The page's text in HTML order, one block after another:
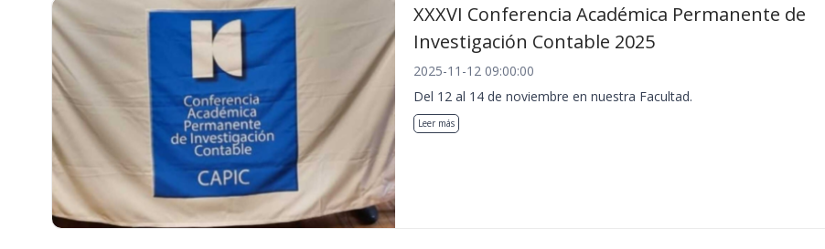
XXXVI Conferencia Académica Permanente de
Investigación Contable 2025
2025-11-12 09:00:00
Del 12 al 14 de noviembre en nuestra Facultad.
Leer más